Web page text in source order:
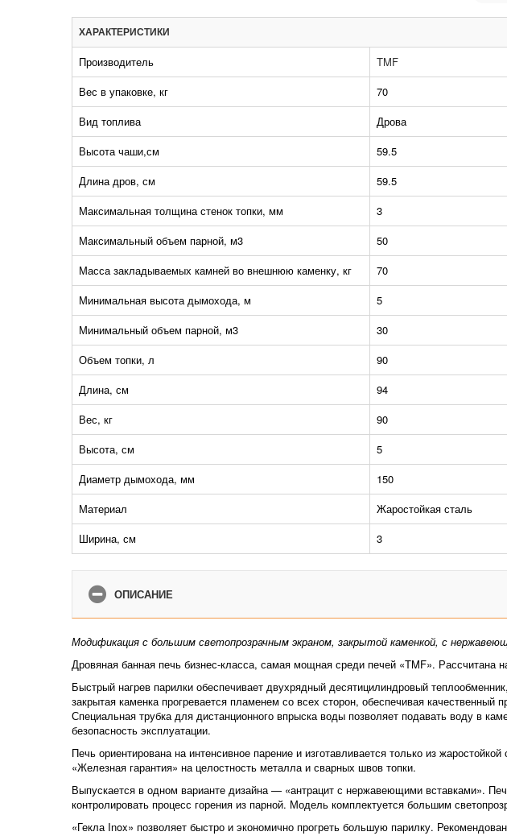
ХАРАКТЕРИСТИКИ
Производитель
TMF
Вес в упаковке, кг
70
Вид топлива
Дрова
Высота чаши,см
59.5
Длина дров, см
59.5
Максимальная толщина стенок топки, мм
3
Максимальный объем парной, м3
50
Масса закладываемых камней во внешнюю каменку, кг
70
Минимальная высота дымохода, м
5
Минимальный объем парной, м3
30
Объем топки, л
90
Длина, см
94
Вес, кг
90
Высота, см
5
Диаметр дымохода, мм
150
Материал
Жаростойкая сталь
Ширина, см
3
ОПИСАНИЕ
Модификация с большим светопрозрачным экраном, закрытой каменкой, с
Дровяная банная печь бизнес-класса, самая мощная среди печей «TMF». Рассчитана
Быстрый нагрев парилки обеспечивает двухрядный десятицилиндровый
закрытая каменка прогревается пламенем со всех сторон, обеспечивая качественный
Специальная трубка для дистанционного впрыска воды позволяет подавать воду в
безопасность эксплуатации.
Печь ориентирована на интенсивное парение и изготавливается только из
«Железная гарантия» на целостность металла и сварных швов топки.
Выпускается в одном варианте дизайна — «антрацит с нержавеющими вставками».
контролировать процесс горения из парной. Модель комплектуется большим
«Гекла Inox» позволяет быстро и экономично прогреть большую парилку.